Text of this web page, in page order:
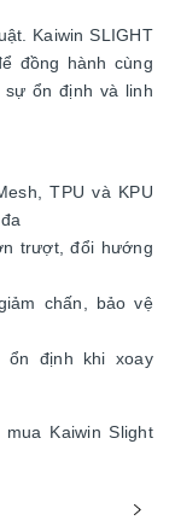
Kaiwin SLIGHT
đồng hành cùng
ổn định và linh
TPU và KPU
trượt, đổi hướng
chấn, bảo vệ
ổn định khi xoay
Kaiwin Slight